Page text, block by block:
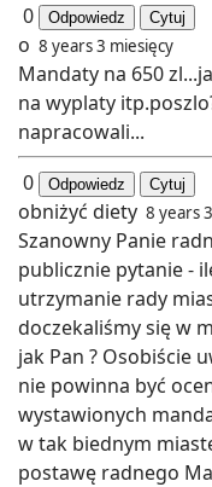
0
Odpowiedz Cytuj
o 8 years 3 miesięcy
Mandaty na 650
na wyplaty
napracowali...
0
Odpowiedz Cytuj
obniżyć diety 8 years
Szanowny Panie
publicznie pytanie -
utrzymanie rady
doczekaliśmy się w
jak Pan ? Osobiście
nie powinna być
wystawionych
w tak biednym
postawę radnego